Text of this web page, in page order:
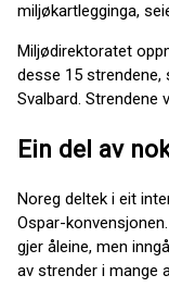
miljøkartlegginga,
Miljødirektoratet
desse 15 strendene,
Svalbard. Strendene
Ein del av
Noreg deltek i eit
Ospar-
gjer åleine, men
av strender i mange